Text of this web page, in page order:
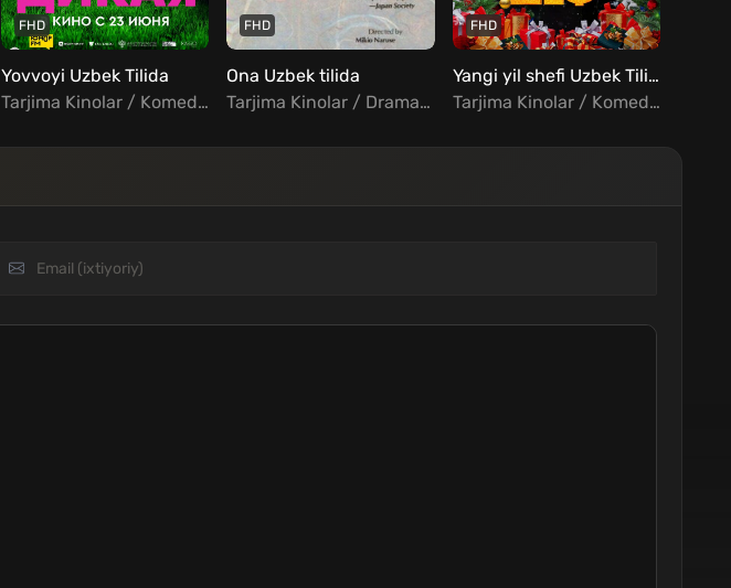
FHD
Yovvoyi Uzbek Tilida
Tarjima Kinolar / Komediya / Sarguzasht / Rus kinolar Uzbek Tilida
FHD
Ona Uzbek tilida
Tarjima Kinolar / Drama / Xorij Kinolar Uzbek Tilida
FHD
Yangi yil shefi Uzbek Tilida
Tarjima Kinolar / Komediya / Rus kinolar Uzbek Tilida